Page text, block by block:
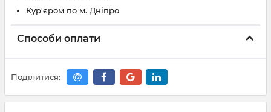
Кур'єром по м. Дніпро
Способи оплати
Поділитися: